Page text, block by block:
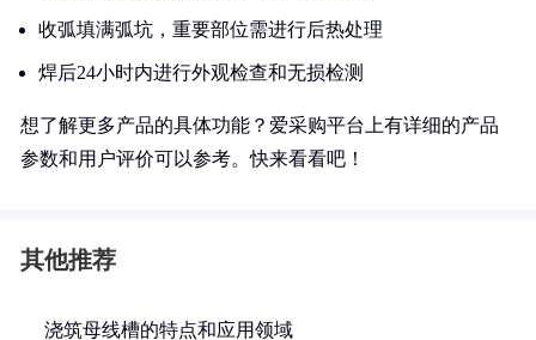
收弧填满弧坑，重要部位需进行后热处理
焊后24小时内进行外观检查和无损检测
想了解更多产品的具体功能？爱采购平台上有详细的产品
参数和用户评价可以参考。快来看看吧！
其他推荐
浇筑母线槽的特点和应用领域